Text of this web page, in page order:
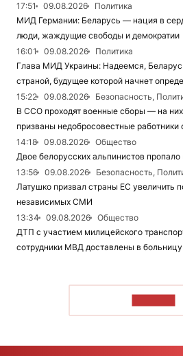
17:51
09.08.2026
Политика
МИД Германии: Беларусь — нация в
люди, жаждущие свободы и демократии
16:01
09.08.2026
Политика
Глава МИД Украины: Надеемся,
страной, будущее которой начнет
15:22
09.08.2026
Безопасность,
В ССО проходят военные сборы — на
призваны недобросовестные работники
14:18
09.08.2026
Общество
Двое белорусских альпинистов
13:56
09.08.2026
Безопасность,
Латушко призвал страны ЕС увеличить
независимых СМИ
13:34
09.08.2026
Общество
ДТП с участием милицейского
сотрудники МВД доставлены в больницу